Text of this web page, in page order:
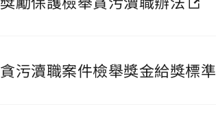
貪污瀆職案件檢舉獎金給獎標準